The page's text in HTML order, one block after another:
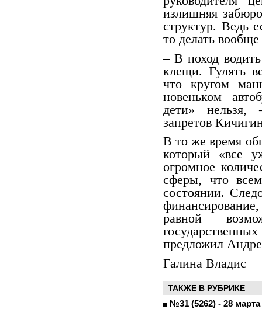
излишняя
структур. Ведь
то делать
– В поход
клещи. Гулять
что кругом
новеньком
дети» нельзя,
запретов
В то же время
который «все
огромное
сферы, что
состоянии.
равной
предложил
Галина Владис
ТАКЖЕ В РУБРИКЕ
№31 (5262) - 28 марта